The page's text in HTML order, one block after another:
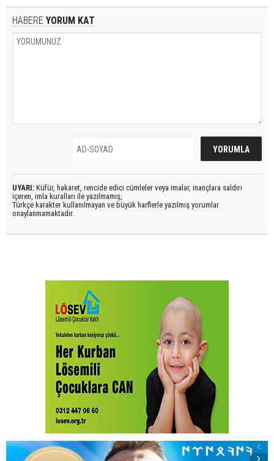
HABERE YORUM KAT
UYARI: Küfür, hakaret, rencide edici cümleler veya imalar, inançlara saldırı
içeren, imla kuralları ile yazılmamış,
Türkçe karakter kullanılmayan ve büyük harflerle yazılmış yorumlar
onaylanmamaktadır.